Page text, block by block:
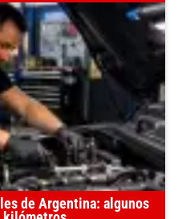
de Argentina: algunos